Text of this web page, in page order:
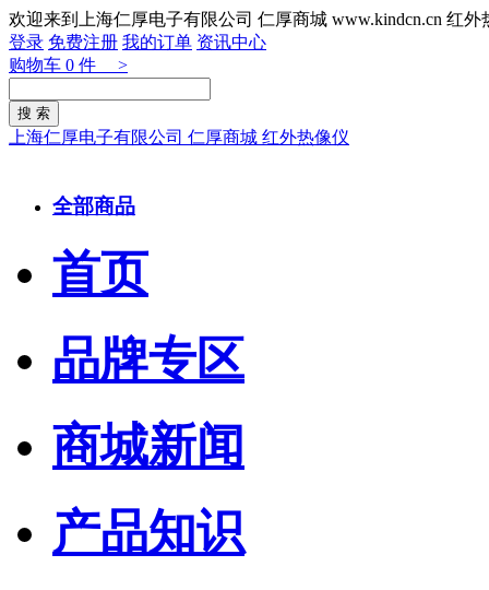
欢迎来到上海仁厚电子有限公司 仁厚商城 www.kindcn.cn 红
登录 免费注册 我的订单 资讯中心
购物车 0 件 >
上海仁厚电子有限公司 仁厚商城 红外热像仪
全部商品
首页
品牌专区
商城新闻
产品知识